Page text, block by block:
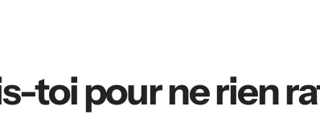
toi pour ne rien